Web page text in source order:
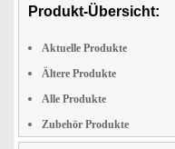
Produkt-Übersicht:
Aktuelle Produkte
Ältere Produkte
Alle Produkte
Zubehör Produkte